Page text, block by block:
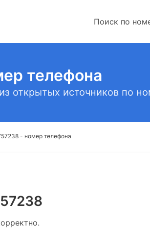
Поиск по
телефона
открытых источников по
- номер телефона